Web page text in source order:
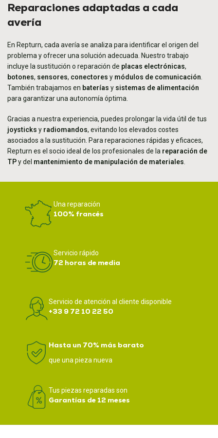
Reparaciones adaptadas a cada
avería
En Repturn, cada avería se analiza para identificar el origen del
problema y ofrecer una solución adecuada. Nuestro trabajo
incluye la sustitución o reparación de placas electrónicas,
botones, sensores, conectores y módulos de comunicación.
También trabajamos en baterías y sistemas de alimentación
para garantizar una autonomía óptima.
Gracias a nuestra experiencia, puedes prolongar la vida útil de tus
joysticks y radiomandos, evitando los elevados costes
asociados a la sustitución. Para reparaciones rápidas y eficaces,
Repturn es el socio ideal de los profesionales de la reparación de
TPy del mantenimiento de manipulación de materiales.
Una reparación
100% francés
Servicio rápido
72 horas de media
Servicio de atención al cliente disponible
+33 9 72 10 22 50
Hasta un 70% más barato
que una pieza nueva
Tus piezas reparadas son
Garantías de 12 meses